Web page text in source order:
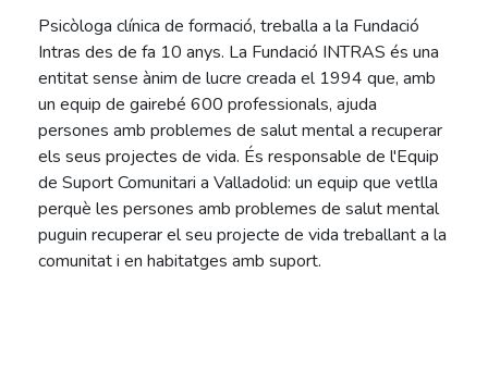
Psicòloga clínica de formació, treballa a la Fundació
Intras des de fa 10 anys. La Fundació INTRAS és una
entitat sense ànim de lucre creada el 1994 que, amb
un equip de gairebé 600 professionals, ajuda
persones amb problemes de salut mental a recuperar
els seus projectes de vida. És responsable de l'Equip
de Suport Comunitari a Valladolid: un equip que vetlla
perquè les persones amb problemes de salut mental
puguin recuperar el seu projecte de vida treballant a la
comunitat i en habitatges amb suport.